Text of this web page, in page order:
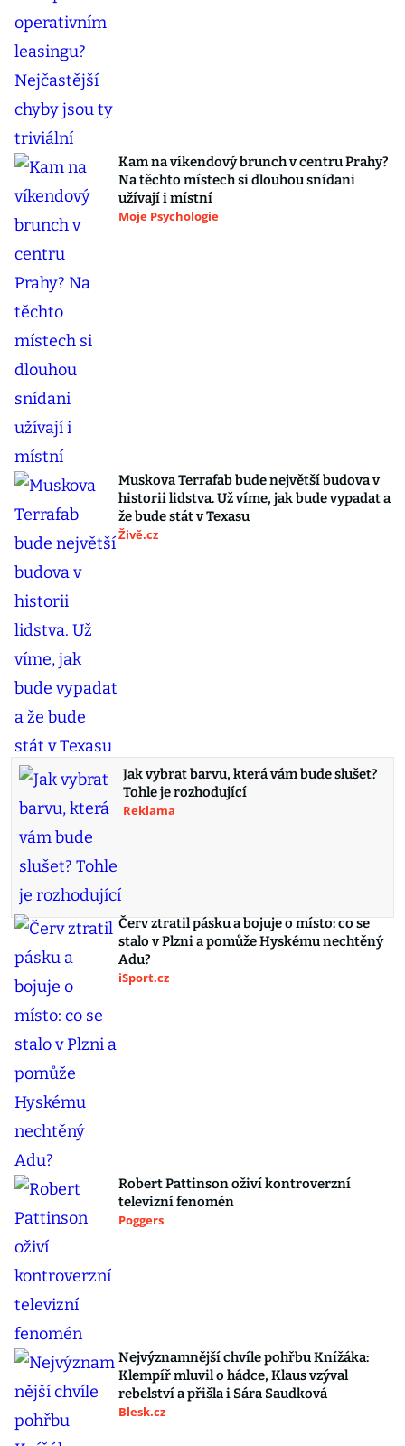
Kam na víkendový brunch v centru Prahy?
Na těchto místech si dlouhou snídani
užívají i místní
Moje Psychologie
Muskova Terrafab bude největší budova v
historii lidstva. Už víme, jak bude vypadat a
že bude stát v Texasu
Živě.cz
Jak vybrat barvu, která vám bude slušet?
Tohle je rozhodující
Reklama
Červ ztratil pásku a bojuje o místo: co se
stalo v Plzni a pomůže Hyskému nechtěný
Adu?
iSport.cz
Robert Pattinson oživí kontroverzní
televizní fenomén
Poggers
Nejvýznamnější chvíle pohřbu Knížáka:
Klempíř mluvil o hádce, Klaus vzýval
rebelství a přišla i Sára Saudková
Blesk.cz